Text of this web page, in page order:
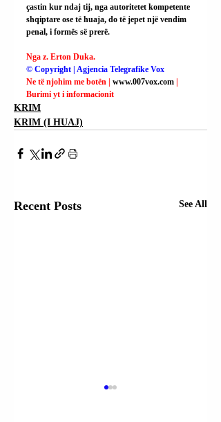
çastin kur ndaj tij, nga autoritetet kompetente
shqiptare ose të huaja, do të jepet një vendim
penal, i formës së prerë.
Nga z. Erton Duka.
© Copyright | Agjencia Telegrafike Vox
Ne të njohim me botën | www.007vox.com
Burimi yt i informacionit
KRIM
KRIM (I HUAJ)
Recent Posts See All